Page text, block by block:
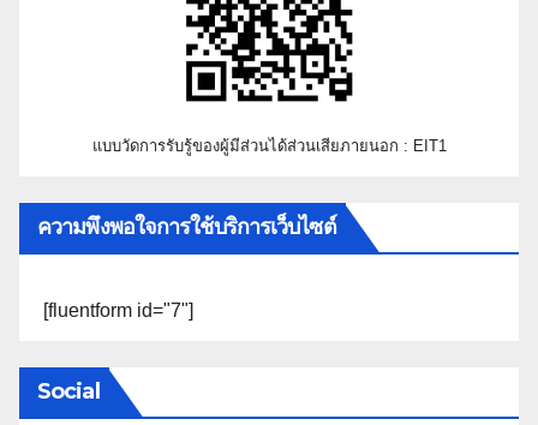
แบบวัดการรับรู้ของผู้มีส่วนได้ส่วนเสียภายนอก : EIT1
ความพึงพอใจการใช้บริการเว็บไซต์
[fluentform id="7"]
Social